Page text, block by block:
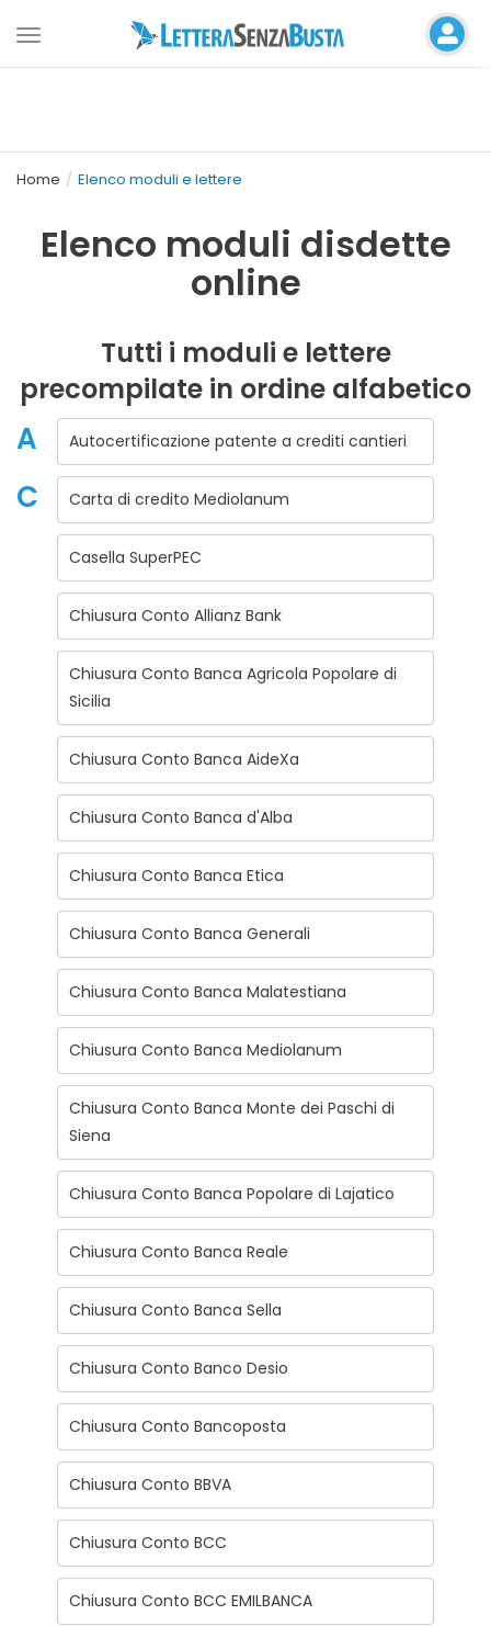
Toggle
Home Elenco moduli e lettere
Elenco moduli disdette
online
Tutti i moduli e lettere
precompilate in ordine alfabetico
A Autocertificazione patente a crediti cantieri
C Carta di credito Mediolanum
Casella SuperPEC
Chiusura Conto Allianz Bank
Chiusura Conto Banca Agricola Popolare di
Sicilia
Chiusura Conto Banca AideXa
Chiusura Conto Banca d'Alba
Chiusura Conto Banca Etica
Chiusura Conto Banca Generali
Chiusura Conto Banca Malatestiana
Chiusura Conto Banca Mediolanum
Chiusura Conto Banca Monte dei Paschi di
Siena
Chiusura Conto Banca Popolare di Lajatico
Chiusura Conto Banca Reale
Chiusura Conto Banca Sella
Chiusura Conto Banco Desio
Chiusura Conto Bancoposta
Chiusura Conto BBVA
Chiusura Conto BCC
Chiusura Conto BCC EMILBANCA